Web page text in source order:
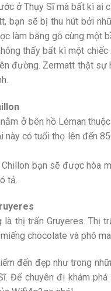
ở Thụy Sĩ mà bất kì ai
bạn sẽ bị thu hút bởi
làm bằng gỗ cùng một
thấy bất kì một
đường. Zermatt thật sự
ở bên hồ Léman
này có tuổi thọ lên đến
bạn sẽ được hòa
tả.
là thị trấn Gruyeres. Thị
chocolate và phô
đến đẹp như trong
Để chuyên đi khám